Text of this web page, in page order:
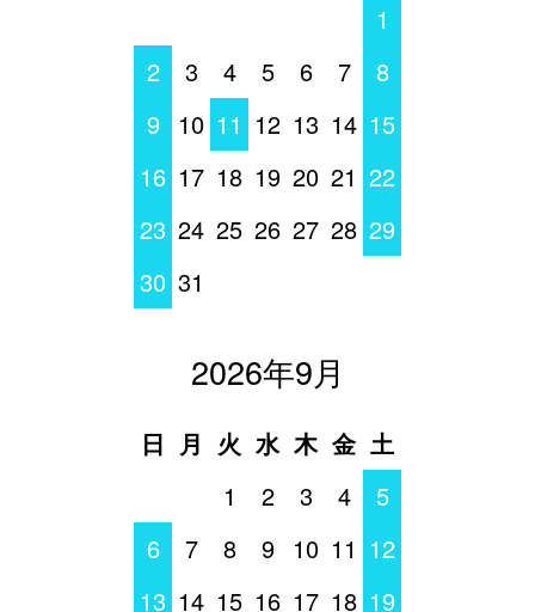
1
2
3 4 5 6 7
8
9
10 11 12 13 14 15
16 17 18 19 20 21 22
23 24 25 26 27 28 29
30 31
2026年9月
日 月 火 水 木 金 土
1
2 3 4
5
6
7 8 9 10 11 12
13 14 15 16 17 18 19